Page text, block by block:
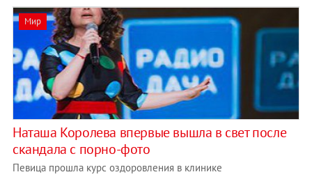
Мир
Наташа Королева впервые вышла в свет после
скандала с порно-фото
Певица прошла курс оздоровления в клинике